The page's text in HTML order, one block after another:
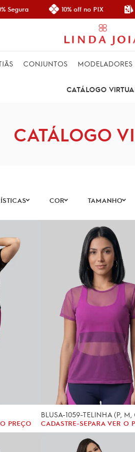
10% off no PIX
CONJUNTOS MODELADORES
CATÁLOGO
CATÁLOGO
COR TAMANHO
PREÇO
BLUSA-1059-TELINHA (P, M,
CADASTRE-SEPARA VER O